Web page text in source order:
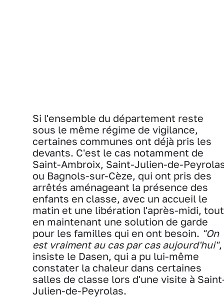
Si l'ensemble du département reste
sous le même régime de vigilance,
certaines communes ont déjà pris les
devants. C'est le cas notamment de
Saint-Ambroix, Saint-Julien-de-
ou Bagnols-sur-Cèze, qui ont pris des
arrêtés aménageant la présence des
enfants en classe, avec un accueil le
matin et une libération l'après-midi, tout
en maintenant une solution de garde
pour les familles qui en ont besoin. "On
est vraiment au cas par cas aujourd'hui",
insiste le Dasen, qui a pu lui-même
constater la chaleur dans certaines
salles de classe lors d'une visite à
Julien-de-Peyrolas.